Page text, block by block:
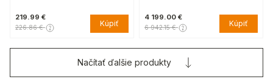
219.99 €
226.86 € Kúpiť
4 199.00 €
6 942.15 € Kúpiť
Načítať ďalšie produkty